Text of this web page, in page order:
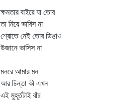
ক্ষমতার বাইরে যা তোর
তা নিয়ে ভাবিস না
শ্রোতে নেই তোর ডিঙাও
উজানে ভাসিস না
মনরে আমার মন
আর চিন্তা কী এখন
এই মুহূর্তটাই বাঁচ